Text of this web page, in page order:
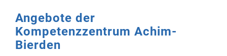
Angebote der
Kompetenzzentrum Achim-
Bierden